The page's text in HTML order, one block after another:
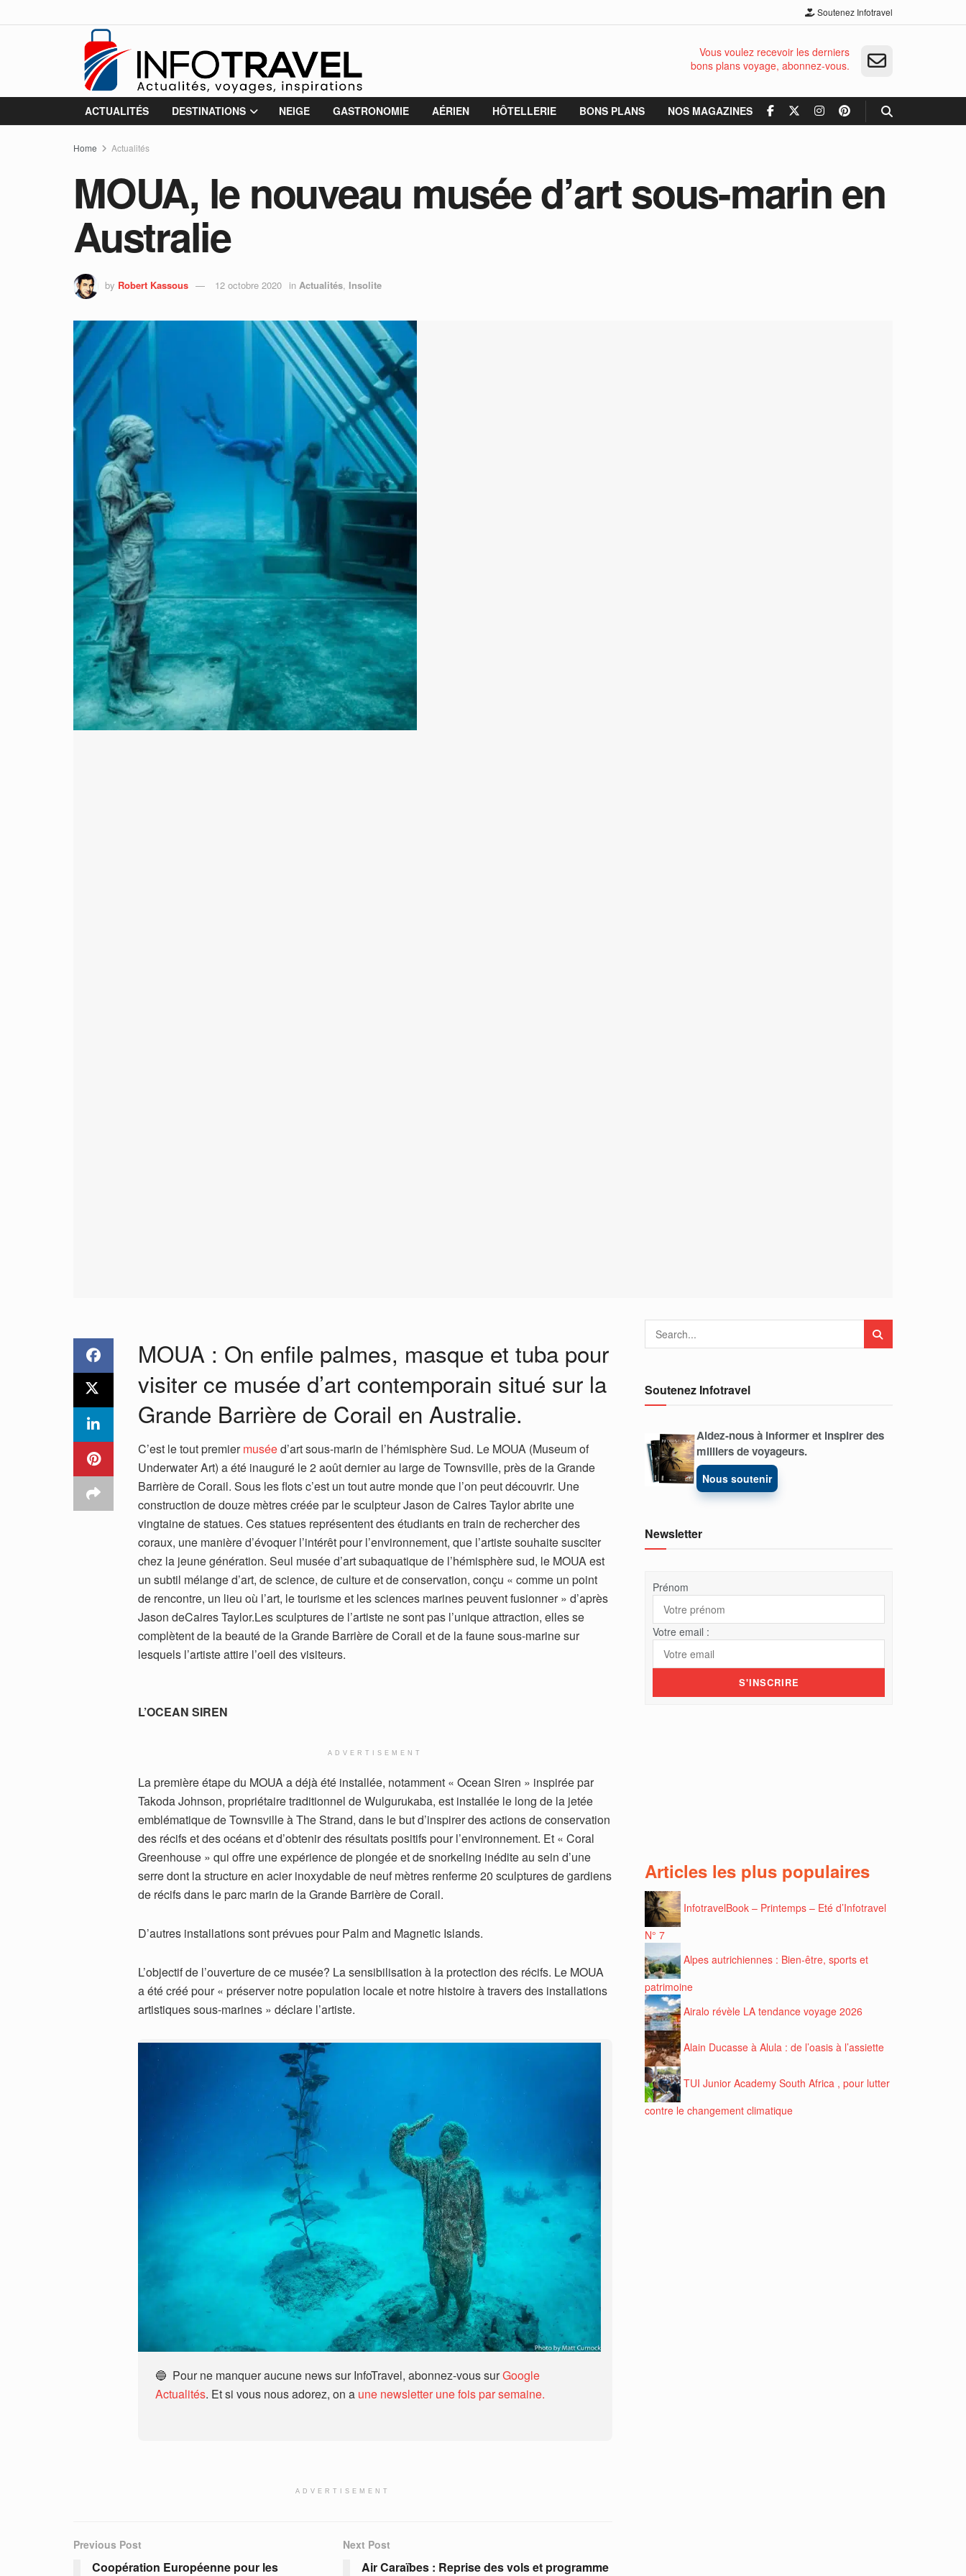
Soutenez Infotravel
Vous voulez recevoir les derniers
bons plans voyage, abonnez-vous.
ACTUALITÉS DESTINATIONS NEIGE GASTRONOMIE AÉRIEN HÔTELLERIE BONS PLANS NOS MAGAZINES
Home Actualités
MOUA, le nouveau musée d’art sous-marin en
Australie
by Robert Kassous 12 octobre 2020 in Actualités, Insolite
MOUA : On enfile palmes, masque et tuba pour
visiter ce musée d’art contemporain situé sur la
Grande Barrière de Corail en Australie.
C’est le tout premiermuséed’art sous-marin de l’hémisphère Sud. Le MOUA (Museum of
Underwater Art) a été inauguré le 2 août dernier au large de Townsville, près de la Grande
Barrière de Corail. Sous les flots c’est un tout autre monde que l’on peut découvrir. Une
construction de douze mètres créée par le sculpteur Jason de Caires Taylor abrite une
vingtaine de statues. Ces statues représentent des étudiants en train de rechercher des
coraux, une manière d’évoquer l’intérêt pour l’environnement, que l’artiste souhaite susciter
chez la jeune génération. Seul musée d’art subaquatique de l’hémisphère sud, le MOUA est
un subtil mélange d’art, de science, de culture et de conservation, conçu « comme un point
de rencontre, un lieu où l’art, le tourisme et les sciences marines peuvent fusionner » d’après
Jason deCaires Taylor.Les sculptures de l’artiste ne sont pas l’unique attraction, elles se
complètent de la beauté de la Grande Barrière de Corail et de la faune sous-marine sur
lesquels l’artiste attire l’oeil des visiteurs.
L’OCEAN SIREN
ADVERTISEMENT
La première étape du MOUA a déjà été installée, notamment « Ocean Siren » inspirée par
Takoda Johnson, propriétaire traditionnel de Wulgurukaba, est installée le long de la jetée
emblématique de Townsville à The Strand, dans le but d’inspirer des actions de conservation
des récifs et des océans et d’obtenir des résultats positifs pour l’environnement. Et « Coral
Greenhouse » qui offre une expérience de plongée et de snorkeling inédite au sein d’une
serre dont la structure en acier inoxydable de neuf mètres renferme 20 sculptures de gardiens
de récifs dans le parc marin de la Grande Barrière de Corail.
D’autres installations sont prévues pour Palm and Magnetic Islands.
L’objectif de l’ouverture de ce musée? La sensibilisation à la protection des récifs. Le MOUA
a été créé pour « préserver notre population locale et notre histoire à travers des installations
artistiques sous-marines » déclare l’artiste.
🔵 Pour ne manquer aucune news sur InfoTravel, abonnez-vous surGoogle
Actualités. Et si vous nous adorez, on a une newsletter une fois par semaine.
ADVERTISEMENT
Previous Post
Coopération Européenne pour les
Next Post
Air Caraïbes : Reprise des vols et programme
Soutenez Infotravel
Aidez-nous à informer et inspirer des
milliers de voyageurs.
Nous soutenir
Newsletter
Prénom
Votre email :
Articles les plus populaires
InfotravelBook – Printemps – Eté d’Infotravel
N° 7
Alpes autrichiennes : Bien-être, sports et
patrimoine
Airalo révèle LA tendance voyage 2026
Alain Ducasse à Alula : de l’oasis à l’assiette
TUI Junior Academy South Africa , pour lutter
contre le changement climatique